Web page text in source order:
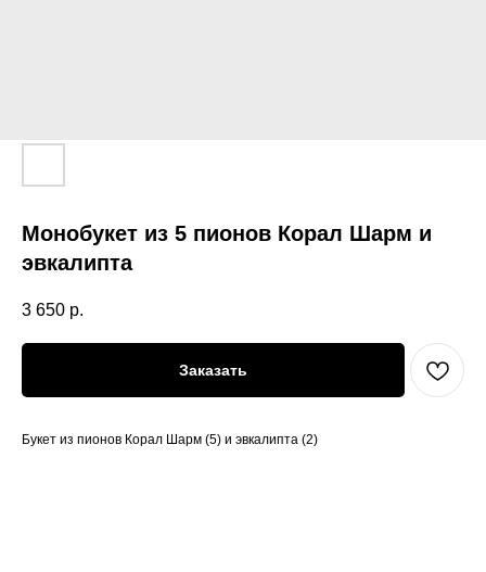
Монобукет из 5 пионов Корал Шарм и
эвкалипта
3 650 р.
Заказать
Букет из пионов Корал Шарм (5) и эвкалипта (2)